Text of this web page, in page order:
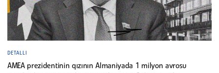
DETALLI
AMEA prezidentinin qızının Almaniyada 1 milyon avrosu